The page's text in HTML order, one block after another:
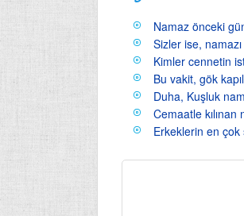
Namaz önceki
Sizler ise,
Kimler cennetin
Bu vakit, gök
Duha, Kuşluk
Cemaatle
Erkeklerin en çok